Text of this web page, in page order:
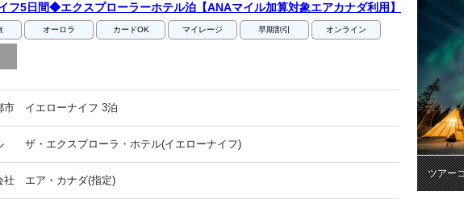
フ5日間◆エクスプローラーホテル泊【ANAマイル加算対象エアカナダ利用】
オーロラ カードOK マイレージ 早期割引 オンライン
市 イエローナイフ 3泊
ザ・エクスプローラ・ホテル(イエローナイフ)
社 エア・カナダ(指定)
ツアー